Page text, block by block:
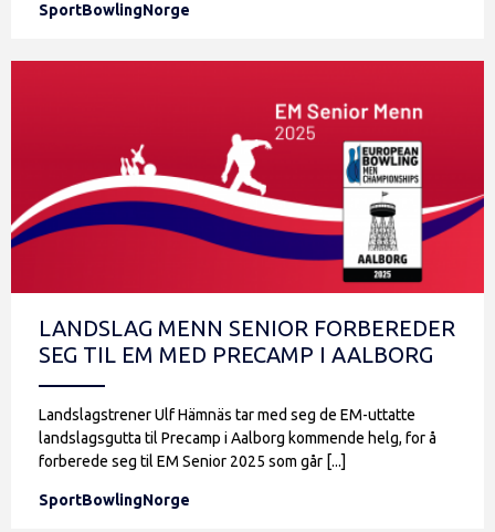
SportBowlingNorge
SportBowlingNorge
LANDSLAG MENN SENIOR FORBEREDER
SEG TIL EM MED PRECAMP I AALBORG
Landslagstrener Ulf Hämnäs tar med seg de EM-uttatte
landslagsgutta til Precamp i Aalborg kommende helg, for å
forberede seg til EM Senior 2025 som går [...]